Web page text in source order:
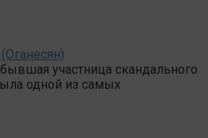
участница скандального
одной из самых